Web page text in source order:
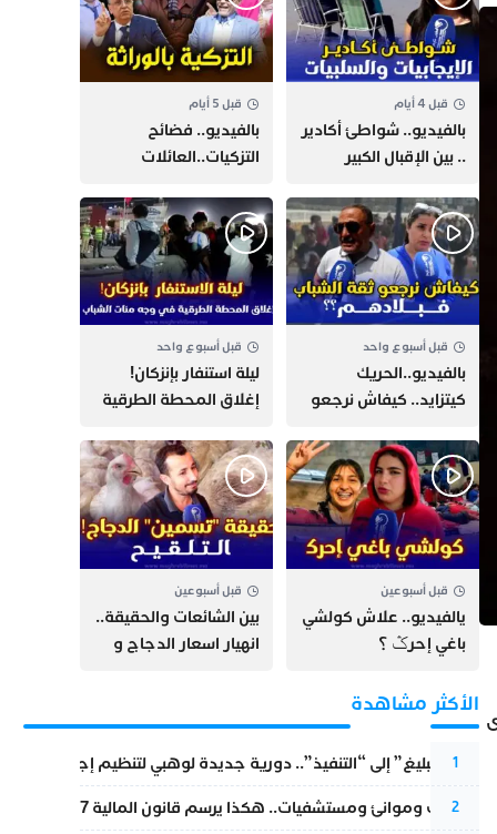
قبل 4 أيام
بالفيديو.. شواطئ أكادير
.. بين الإقبال الكبير
الازدحام وغلاء الكراء
قبل 5 أيام
بالفيديو.. فضائح
التزكيات..العائلات
وقصة “وهبي”
و”السيمو” تثير الجدل
قبل أسبوع واحد
بالفيديو..الحريك
كيتزايد.. كيفاش نرجعو
قبل أسبوع واحد
​ليلة استنفار بإنزكان!
إغلاق المحطة الطرقية
اللحاق بـ”هروب سبتة”
قبل أسبوعين
يالفيديو.. علاش كولشي
باغي إحرݣ ؟
قبل أسبوعين
بين الشائعات والحقيقة..
انهيار اسعار الدجاج و
الأكثر مشاهدة
1
من “التبليغ” إلى “التنفيذ”.. دورية جديدة لوهبي لتنظيم إجراءات
2
قطارات وموانئ ومستشفيات.. هكذا يرسم قانون المالية 2027 خارطة المغرب المقبل